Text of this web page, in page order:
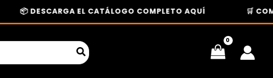
📦 DESCARGA EL CATÁLOGO COMPLETO AQUÍ 🛒